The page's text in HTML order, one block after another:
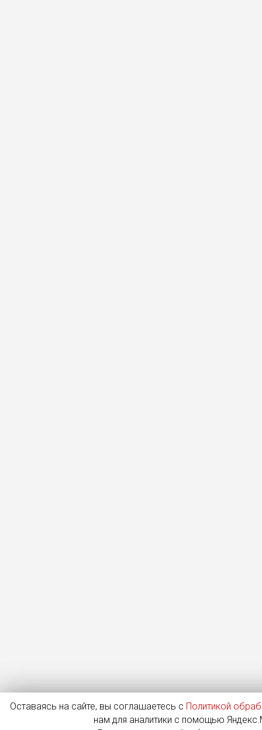
Оставаясь на сайте, вы соглашаетесь с Политикой
нам для аналитики с помощью